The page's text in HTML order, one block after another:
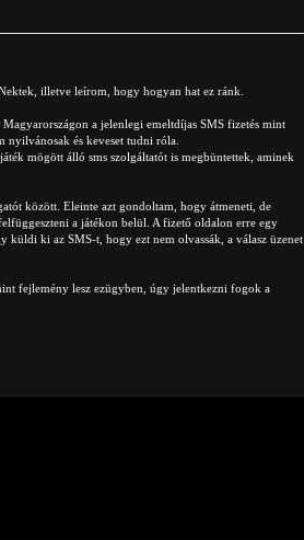
illetve leírom, hogy hogyan hat ez ránk.
a jelenlegi emeltdíjas SMS fizetés mint
nyilvánosak és keveset tudni róla.
mögött álló sms szolgáltatót is megbüntettek, aminek
között. Eleinte azt gondoltam, hogy átmeneti, de
a játékon belül. A fizető oldalon erre egy
küldi ki az SMS-t, hogy ezt nem olvassák, a válasz üzenet
fejlemény lesz ezügyben, úgy jelentkezni fogok a